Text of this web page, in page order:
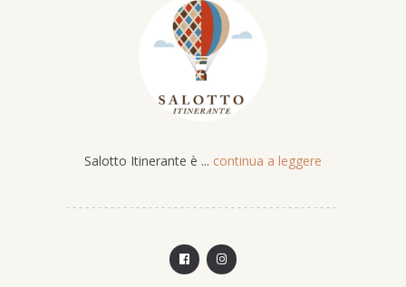
Salotto Itinerante è ... continua a leggere